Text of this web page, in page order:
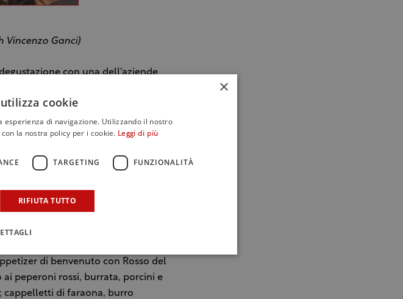
Vincenzo Ganci)
con una dell'aziende
Rizzo il quale, insieme al fratello
di fronte a palazzo Bonet, sede della
di Messina e della Doc Faro che
premiato anche con il nostro
di vino. Si parte con lo
di benvenuto con Rosso del
ai peperoni rossi, burrata, porcini e
cappelletti di faraona, burro
×
cookie
di navigazione. Utilizzando il nostro
la nostra policy per i cookie. Leggi di più
TARGETING FUNZIONALITÀ
RIFIUTA TUTTO